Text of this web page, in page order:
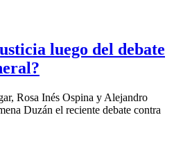
luego del debate
Rosa Inés Ospina y Alejandro
Duzán el reciente debate contra